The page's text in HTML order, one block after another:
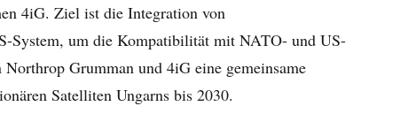
4iG. Ziel ist die Integration von
System, um die Kompatibilität mit NATO- und US-
Grumman und 4iG eine gemeinsame
Satelliten Ungarns bis 2030.